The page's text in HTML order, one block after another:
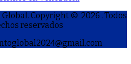
Global. Copyright © 2026 . Todos
reservados